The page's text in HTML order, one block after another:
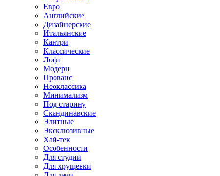
Евро
Английские
Дизайнерские
Итальянские
Кантри
Классические
Лофт
Модерн
Прованс
Неоклассика
Минимализм
Под старину
Скандинавские
Элитные
Эксклюзивные
Хай-тек
Особенности
Для студии
Для хрущевки